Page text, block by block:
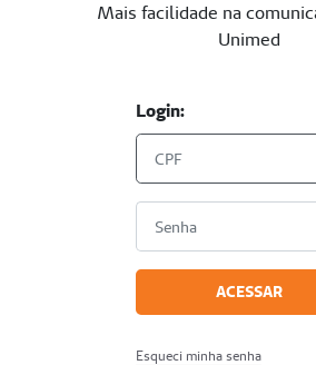
Mais facilidade na
Unimed
Login:
ACESSAR
Esqueci minha senha